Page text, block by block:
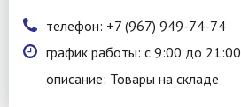
телефон: +7 (967) 949-74-74
график работы: с 9:00 до 21:00
описание: Товары на складе